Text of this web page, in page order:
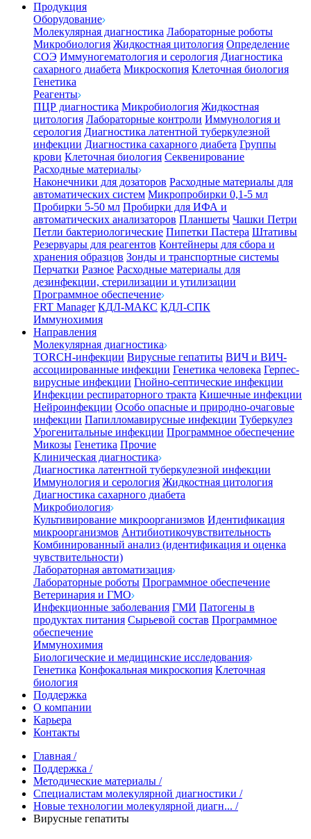
Продукция
Оборудование
Молекулярная диагностика Лабораторные роботы
Микробиология Жидкостная цитология Определение
СОЭ Иммуногематология и серология Диагностика
сахарного диабета Микроскопия Клеточная биология
Генетика
Реагенты
ПЦР диагностика Микробиология Жидкостная
цитология Лабораторные контроли Иммунология и
серология Диагностика латентной туберкулезной
инфекции Диагностика сахарного диабета Группы
крови Клеточная биология Секвенирование
Расходные материалы
Наконечники для дозаторов Расходные материалы для
автоматических систем Микропробирки 0,1-5 мл
Пробирки 5-50 мл Пробирки для ИФА и
автоматических анализаторов Планшеты Чашки Петри
Петли бактериологические Пипетки Пастера Штативы
Резервуары для реагентов Контейнеры для сбора и
хранения образцов Зонды и транспортные системы
Перчатки Разное Расходные материалы для
дезинфекции, стерилизации и утилизации
Программное обеспечение
FRT Manager КДЛ-МАКС КДЛ-СПК
Иммунохимия
Направления
Молекулярная диагностика
TORCH-инфекции Вирусные гепатиты ВИЧ и ВИЧ-
ассоциированные инфекции Генетика человека Герпес-
вирусные инфекции Гнойно-септические инфекции
Инфекции респираторного тракта Кишечные инфекции
Нейроинфекции Особо опасные и природно-очаговые
инфекции Папилломавирусные инфекции Туберкулез
Урогенитальные инфекции Программное обеспечение
Микозы Генетика Прочие
Клиническая диагностика
Диагностика латентной туберкулезной инфекции
Иммунология и серология Жидкостная цитология
Диагностика сахарного диабета
Микробиология
Культивирование микроорганизмов Идентификация
микроорганизмов Антибиотикочувствительность
Комбинированный анализ (идентификация и оценка
чувствительности)
Лабораторная автоматизация
Лабораторные роботы Программное обеспечение
Ветеринария и ГМО
Инфекционные заболевания ГМИ Патогены в
продуктах питания Сырьевой состав Программное
обеспечение
Иммунохимия
Биологические и медицинские исследования
Генетика Конфокальная микроскопия Клеточная
биология
Поддержка
О компании
Карьера
Контакты
Главная /
Поддержка /
Методические материалы /
Специалистам молекулярной диагностики /
Новые технологии молекулярной диагн... /
Вирусные гепатиты